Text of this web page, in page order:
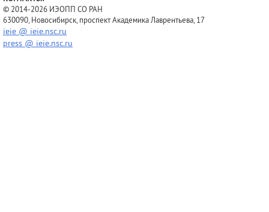
© 2014-2026 ИЭОПП СО РАН
630090, Новосибирск, проспект Академика Лаврентьева, 17
ieie @ ieie.nsc.ru
press @ ieie.nsc.ru